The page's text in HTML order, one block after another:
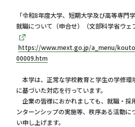
「令和8年度大学、短期大学及び高等専門
就職について（申合せ）（文部科学省ウェ
https://www.mext.go.jp/a_menu/
00009.htm
本学は、正常な学校教育と学生の学修環
に基づいた対応を行っています。
企業の皆様におかれましても、就職・採
ンターンシップの実施等、秩序ある活動
い申し上げます。